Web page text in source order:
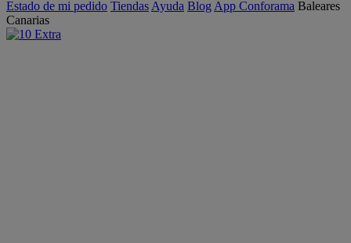
Estado de mi pedido Tiendas Ayuda Blog App Conforama Baleares
Canarias